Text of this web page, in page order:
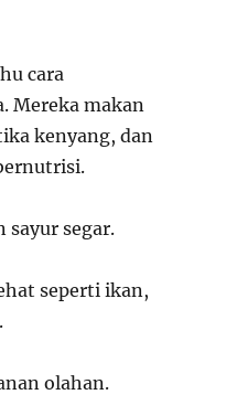
cara
Mereka makan
kenyang, dan
sayur segar.
seperti ikan,
olahan.